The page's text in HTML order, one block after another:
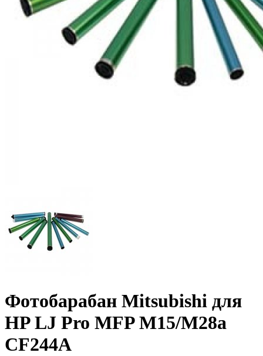
Фотобарабан Mitsubishi для
HP LJ Pro MFP M15/­M28a
CF244A